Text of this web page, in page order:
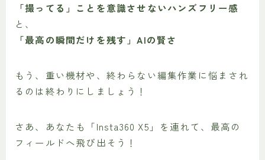
「撮ってる」ことを意識させないハンズフリー感
と、
「最高の瞬間だけを残す」AIの賢さ
もう、重い機材や、終わらない編集作業に悩まされ
るのは終わりにしましょう！
さあ、あなたも「Insta360 X5」を連れて、最高の
フィールドへ飛び出そう！